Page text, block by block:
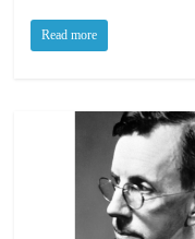
Read more